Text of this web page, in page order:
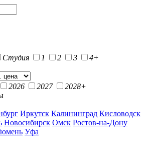
Студия 1 2 3
4+
2026 2027
2028+
Иркутск Калининград Кисловодск
Новосибирск Омск Ростов-на-Дону
Уфа